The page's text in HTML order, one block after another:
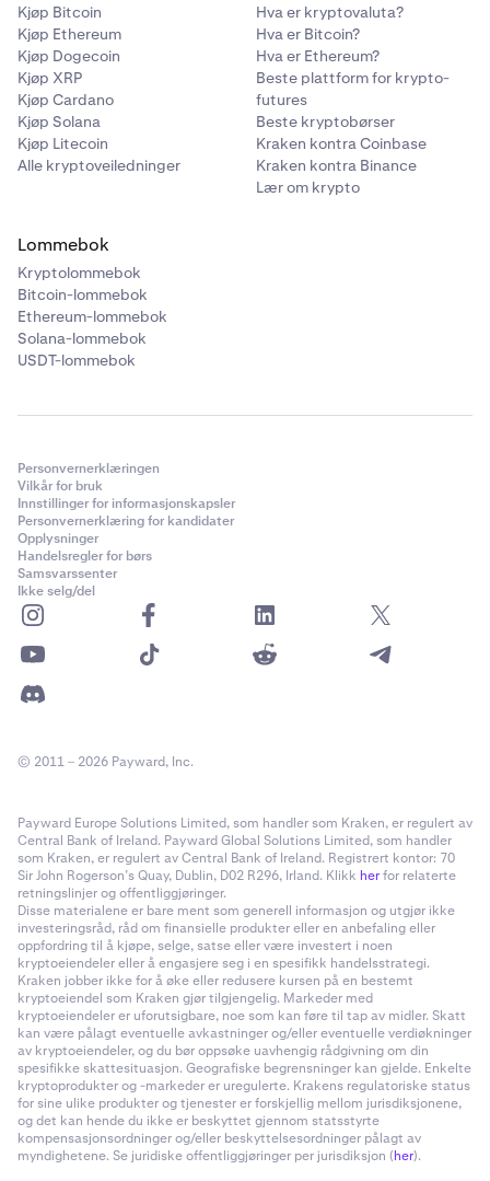
Kjøp Bitcoin
Kjøp Ethereum
Kjøp Dogecoin
Kjøp XRP
Kjøp Cardano
Kjøp Solana
Kjøp Litecoin
Alle kryptoveiledninger
Hva er kryptovaluta?
Hva er Bitcoin?
Hva er Ethereum?
Beste plattform for krypto-
futures
Beste kryptobørser
Kraken kontra Coinbase
Kraken kontra Binance
Lær om krypto
Lommebok
Kryptolommebok
Bitcoin-lommebok
Ethereum-lommebok
Solana-lommebok
USDT-lommebok
Personvernerklæringen
Vilkår for bruk
Innstillinger for informasjonskapsler
Personvernerklæring for kandidater
Opplysninger
Handelsregler for børs
Samsvarssenter
Ikke selg/del
© 2011 – 2026 Payward, Inc.
Payward Europe Solutions Limited, som handler som Kraken, er regulert av
Central Bank of Ireland. Payward Global Solutions Limited, som handler
som Kraken, er regulert av Central Bank of Ireland. Registrert kontor: 70
Sir John Rogerson’s Quay, Dublin, D02 R296, Irland. Klikk herfor relaterte
retningslinjer og offentliggjøringer.
Disse materialene er bare ment som generell informasjon og utgjør ikke
investeringsråd, råd om finansielle produkter eller en anbefaling eller
oppfordring til å kjøpe, selge, satse eller være investert i noen
kryptoeiendeler eller å engasjere seg i en spesifikk handelsstrategi.
Kraken jobber ikke for å øke eller redusere kursen på en bestemt
kryptoeiendel som Kraken gjør tilgjengelig. Markeder med
kryptoeiendeler er uforutsigbare, noe som kan føre til tap av midler. Skatt
kan være pålagt eventuelle avkastninger og/eller eventuelle verdiøkninger
av kryptoeiendeler, og du bør oppsøke uavhengig rådgivning om din
spesifikke skattesituasjon. Geografiske begrensninger kan gjelde. Enkelte
kryptoprodukter og -markeder er uregulerte. Krakens regulatoriske status
for sine ulike produkter og tjenester er forskjellig mellom jurisdiksjonene,
og det kan hende du ikke er beskyttet gjennom statsstyrte
kompensasjonsordninger og/eller beskyttelsesordninger pålagt av
myndighetene. Se juridiske offentliggjøringer per jurisdiksjon (her).